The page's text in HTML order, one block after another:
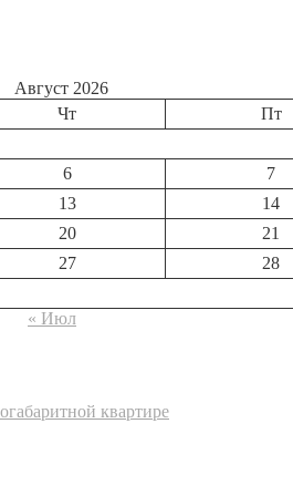
Август 2026
Чт Пт
6 7
13 14
20 21
27 28
« Июл
квартире